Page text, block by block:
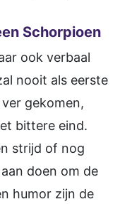
Schorpioen
ook verbaal
nooit als eerste
gekomen,
bittere eind.
strijd of nog
doen om de
humor zijn de